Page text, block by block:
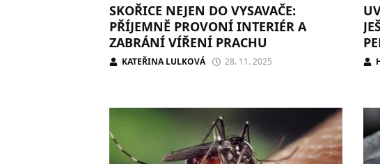
SKOŘICE NEJEN DO VYSAVAČE:
PŘÍJEMNĚ PROVONÍ INTERIÉR A
ZABRÁNÍ VÍŘENÍ PRACHU
KATEŘINA LULKOVÁ 28. 11. 2025